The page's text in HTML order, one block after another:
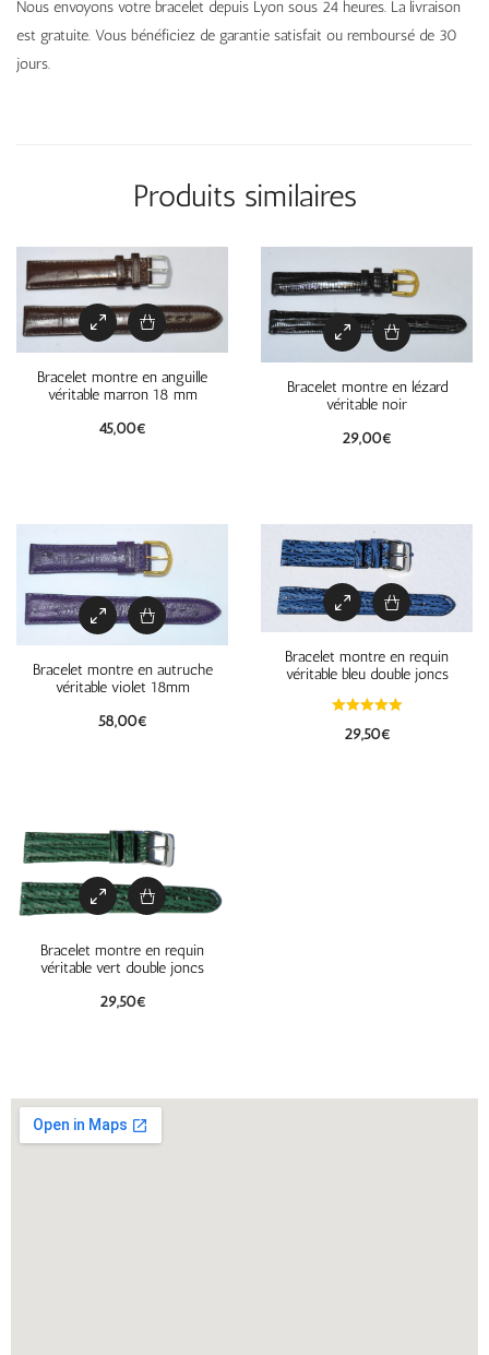
Nous envoyons votre bracelet depuis Lyon sous 24 heures. La livraison
est gratuite. Vous bénéficiez de garantie satisfait ou remboursé de 30
jours.
Produits similaires
Bracelet montre en anguille
véritable marron 18 mm
45,00€
Bracelet montre en lézard
véritable noir
29,00€
Bracelet montre en autruche
véritable violet 18mm
58,00€
Bracelet montre en requin
véritable bleu double joncs
29,50€
Bracelet montre en requin
véritable vert double joncs
29,50€